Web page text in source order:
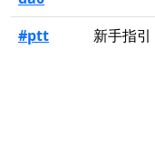
#ptt
新手指引